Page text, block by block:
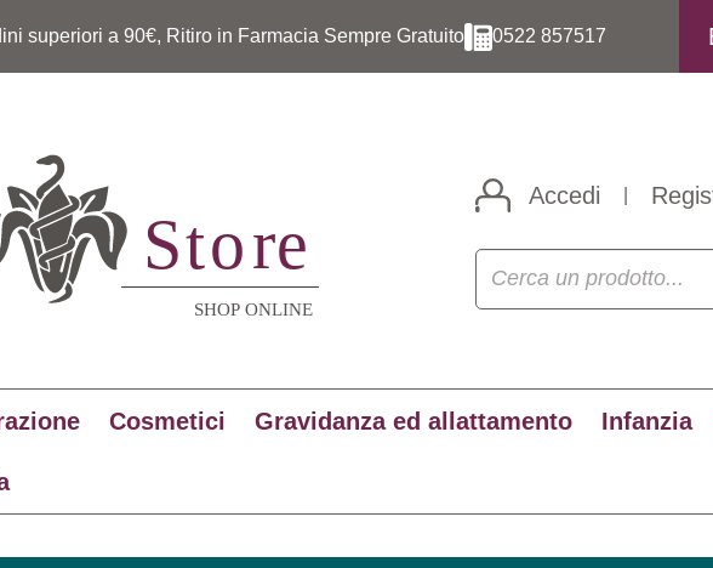
superiori a 90€, Ritiro in Farmacia Sempre Gratuito 0522 857517
Accedi
Cosmetici Gravidanza ed allattamento Infanzia